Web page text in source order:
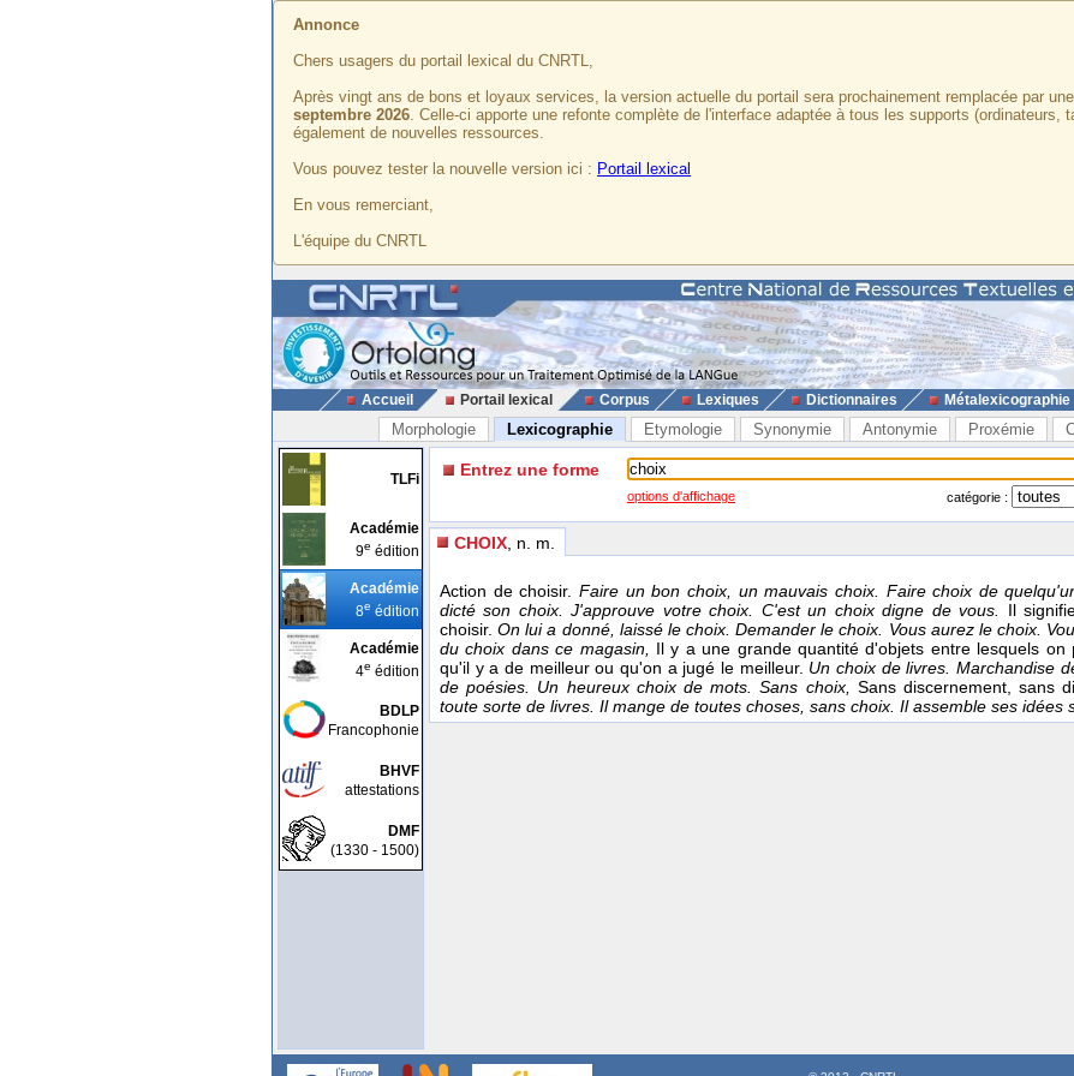
Annonce
Chers usagers du portail lexical du CNRTL,
Après vingt ans de bons et loyaux services, la version actuelle du portail sera prochainement remplacée par
septembre 2026. Celle-ci apporte une refonte complète de l'interface adaptée à tous les supports (ordinateurs,
également de nouvelles ressources.
Vous pouvez tester la nouvelle version ici : Portail lexical
En vous remerciant,
L'équipe du CNRTL
Accueil Portail lexical Corpus Lexiques Dictionnaires Métalexicographie
Morphologie Lexicographie Etymologie Synonymie Antonymie Proxémie
TLFi
Académie
9e édition
Académie
8e édition
Académie
4e édition
BDLP
Francophonie
BHVF
attestations
DMF
(1330 - 1500)
Entrez une forme
options d'affichage catégorie :
CHOIX , n. m.
Action de choisir. Faire un bon choix, un mauvais choix. Faire choix de
dicté son choix. J'approuve votre choix. C'est un choix digne de vous. Il
choisir.On lui a donné, laissé le choix. Demander le choix. Vous aurez le choix.
du choix dans ce magasin, Il y a une grande quantité d'objets entre lesquels on
qu'il y a de meilleur ou qu'on a jugé le meilleur. Un choix de livres. Marchandise
de poésies. Un heureux choix de mots.Sans choix, Sans discernement, sans
toute sorte de livres. Il mange de toutes choses, sans choix. Il assemble ses idées